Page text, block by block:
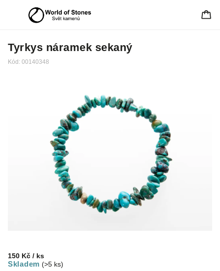
Tyrkys náramek sekaný
Kód: 00140348
150 Kč / ks
Skladem (>5 ks)